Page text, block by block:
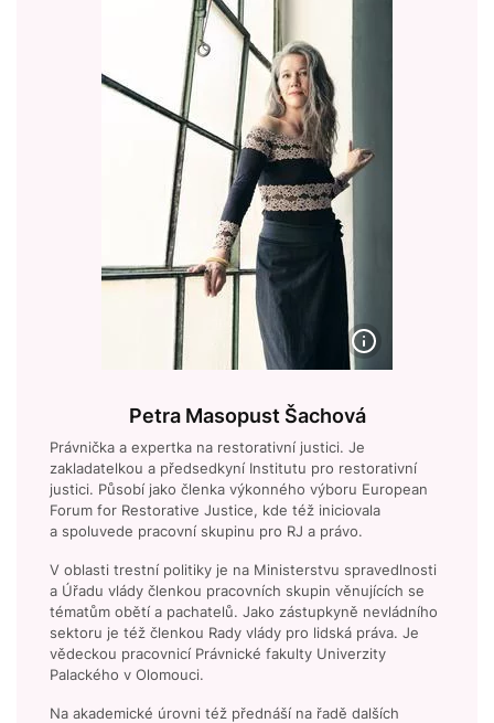
Petra Masopust Šachová
Právnička a expertka na restorativní justici. Je
zakladatelkou a předsedkyní Institutu pro restorativní
justici. Působí jako členka výkonného výboru European
Forum for Restorative Justice, kde též iniciovala
a spoluvede pracovní skupinu pro RJ a právo.
V oblasti trestní politiky je na Ministerstvu spravedlnosti
a Úřadu vlády členkou pracovních skupin věnujících se
tématům obětí a pachatelů. Jako zástupkyně nevládního
sektoru je též členkou Rady vlády pro lidská práva. Je
vědeckou pracovnicí Právnické fakulty Univerzity
Palackého v Olomouci.
Na akademické úrovni též přednáší na řadě dalších